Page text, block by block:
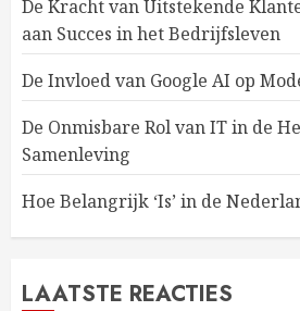
De Kracht van Uitstekende
aan Succes in het Bedrijfsleven
De Invloed van Google AI op
De Onmisbare Rol van IT in de
Samenleving
Hoe Belangrijk ‘Is’ in de
LAATSTE REACTIES